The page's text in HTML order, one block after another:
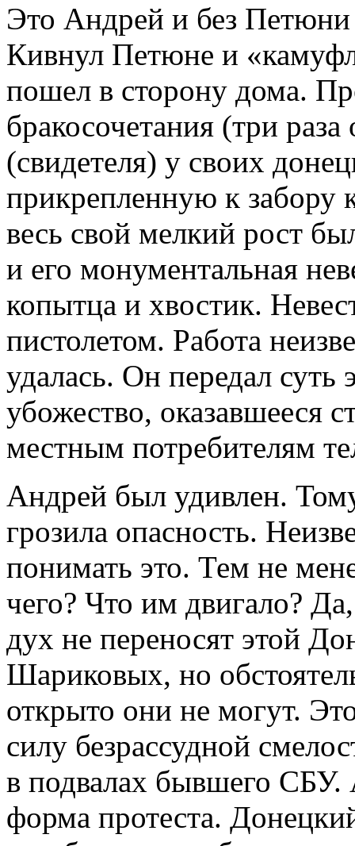
Это Андрей и без
Кивнул Петюне и
пошел в сторону дома.
бракосочетания (три
(свидетеля) у своих
прикрепленную к забору
весь свой мелкий рост
и его монументальная
копытца и хвостик.
пистолетом. Работа
удалась. Он передал
убожество, оказавшееся
местным потребителям
Андрей был удивлен.
грозила опасность.
понимать это. Тем не
чего? Что им двигало?
дух не переносят этой
Шариковых, но
открыто они не могут.
силу безрассудной
в подвалах бывшего СБУ.
форма протеста.